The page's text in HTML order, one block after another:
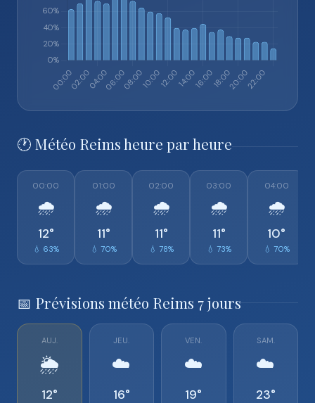
🕐 Météo Reims heure par heure
00:00
🌧️
12°
💧 63%
01:00
🌧️
11°
💧 70%
02:00
🌧️
11°
💧 78%
03:00
🌧️
11°
💧 73%
04:00
🌧️
10°
💧 70%
📅 Prévisions météo Reims 7 jours
AUJ.
🌦️
12°
JEU.
☁️
16°
VEN.
☁️
19°
SAM.
☁️
23°